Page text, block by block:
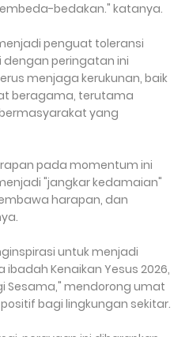
bedakan." katanya.
penguat toleransi
peringatan ini
menjaga kerukunan, baik
beragama, terutama
yang
pada momentum ini
"jangkar kedamaian"
harapan, dan
untuk menjadi
Kenaikan Yesus 2026,
Sesama," mendorong umat
bagi lingkungan sekitar.